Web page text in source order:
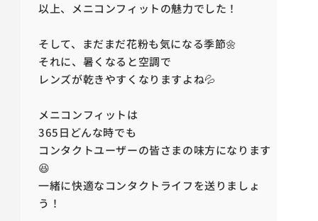
以上、メニコンフィットの魅力でした！
そして、まだまだ花粉も気になる季節🌼
それに、暑くなると空調で
レンズが乾きやすくなりますよね💦
メニコンフィットは
365日どんな時でも
コンタクトユーザーの皆さまの味方になります
😆
一緒に快適なコンタクトライフを送りましょ
う！